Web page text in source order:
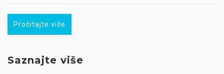
Pročitajte više
Saznajte više